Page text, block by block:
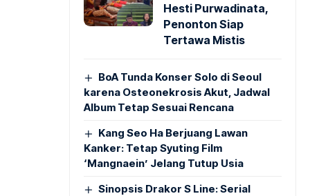
Hesti Purwadinata,
Penonton Siap
Tertawa Mistis
BoA Tunda Konser Solo di Seoul
karena Osteonekrosis Akut, Jadwal
Album Tetap Sesuai Rencana
Kang Seo Ha Berjuang Lawan
Kanker: Tetap Syuting Film
‘Mangnaein’ Jelang Tutup Usia
Sinopsis Drakor S Line: Serial